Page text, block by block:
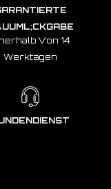
Von 14
Werktagen